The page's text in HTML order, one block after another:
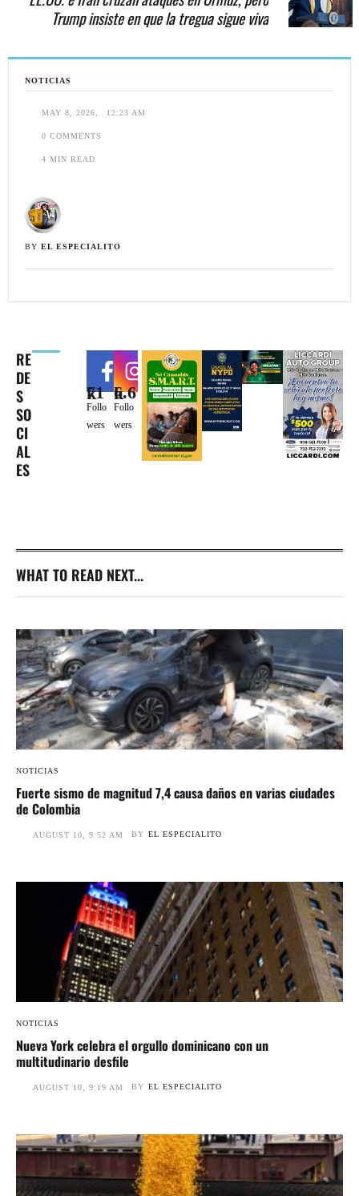
NOTICIAS
MAY 8, 2026, 12:23 AM
0 COMMENTS
4 MIN READ
BY EL ESPECIALITO
RE
DE
S
SO
CI
AL
ES
71k
Follo
wers
6.6k
Follo
wers
Trump insiste en que la tregua sigue viva
WHAT TO READ NEXT...
NOTICIAS
Fuerte sismo de magnitud 7,4 causa daños en varias ciudades
de Colombia
AUGUST 10, 9:52 AM BY EL ESPECIALITO
NOTICIAS
Nueva York celebra el orgullo dominicano con un
multitudinario desfile
AUGUST 10, 9:19 AM BY EL ESPECIALITO